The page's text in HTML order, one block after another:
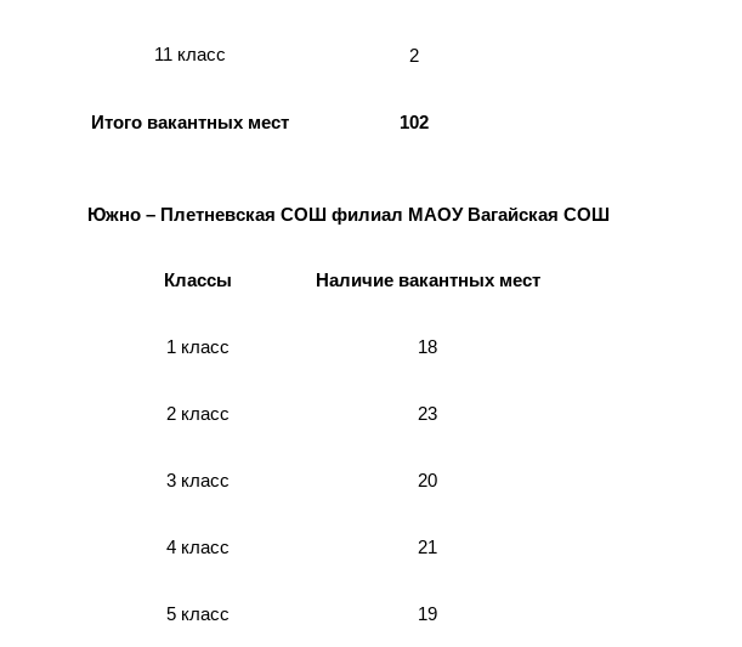
11 класс 2
Итого вакантных мест 102
Южно – Плетневская СОШ филиал МАОУ Вагайская СОШ
Классы Наличие вакантных мест
1 класс 18
2 класс 23
3 класс 20
4 класс 21
5 класс 19